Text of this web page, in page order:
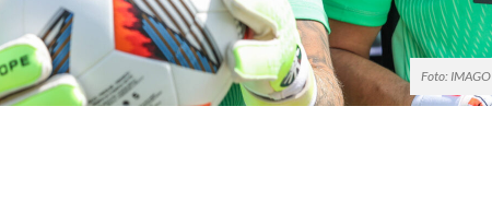
Foto: IMAGO